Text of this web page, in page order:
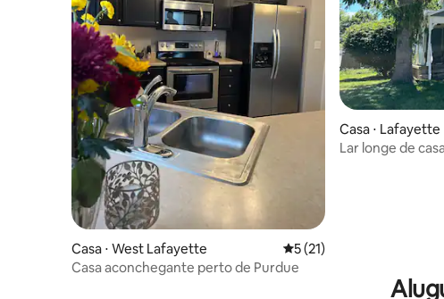
Casa ⋅ West Lafayette 5 de uma avaliação média
5 (21)
Casa aconchegante perto de Purdue
Casa ⋅ Lafayette
Lar longe de